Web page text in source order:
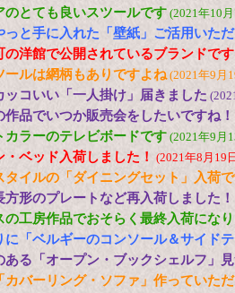
のとても良いスツールです (2021年10
っと手に入れた「壁紙」ご活用いた
の洋館で公開されているブランドで
ールは網柄もありですよね(2021年9月
ッコいい「一人掛け」届きました
作品でいつか販売会をしたいですね！
カラーのテレビボードです (2021年9月
・ベッド入荷しました！ (2021年8月19
タイルの「ダイニングセット」入荷
方形のプレートなど再入荷しました！
の工房作品でおそらく最終入荷にな
に「ベルギーのコンソール＆サイド
ある「オープン・ブックシェルフ」
カバーリング・ソファ」作っていた